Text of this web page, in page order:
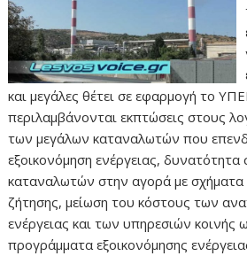
και μεγάλες θέτει σε εφαρμογή το
περιλαμβάνονται εκπτώσεις στους
των μεγάλων καταναλωτών που
εξοικονόμηση ενέργειας,
καταναλωτών στην αγορά με σχήματα
ζήτησης, μείωση του κόστους των
ενέργειας και των υπηρεσιών κοινής
προγράμματα εξοικονόμησης